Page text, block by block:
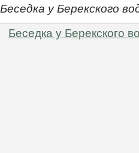
Беседка у Берекского